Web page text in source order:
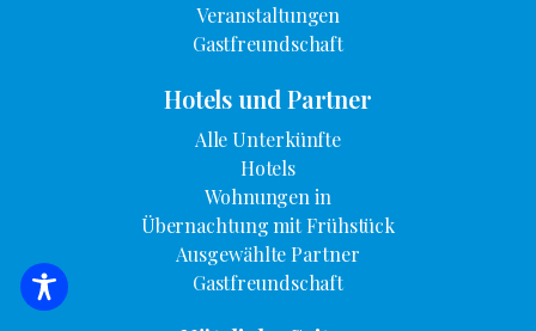
SUCHE NACH UNTERKUNFT
Veranstaltungen
Gastfreundschaft
Hotels und Partner
Alle Unterkünfte
Hotels
Wohnungen in
Übernachtung mit Frühstück
Ausgewählte Partner
Gastfreundschaft